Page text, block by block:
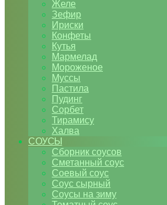
Желе
Зефир
Ириски
Конфеты
Кутья
Мармелад
Мороженое
Муссы
Пастила
Пудинг
Сорбет
Тирамису
Халва
СОУСЫ
Сборник соусов
Сметанный соус
Соевый соус
Соус сырный
Соусы на зиму